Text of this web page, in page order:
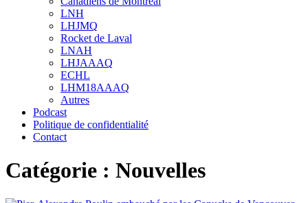
sub
menu
LNH
LHJMQ
Rocket de Laval
LNAH
LHJAAAQ
ECHL
LHM18AAAQ
Autres
Podcast
Politique de confidentialité
Contact
Catégorie : Nouvelles